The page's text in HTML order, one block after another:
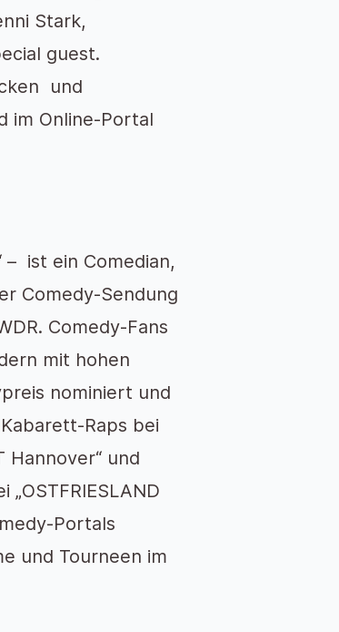
Stark,
guest.
und
im Online-Portal
– ist ein Comedian,
Comedy-Sendung
Comedy-Fans
mit hohen
nominiert und
Raps bei
Hannover“ und
Portals
und Tourneen im